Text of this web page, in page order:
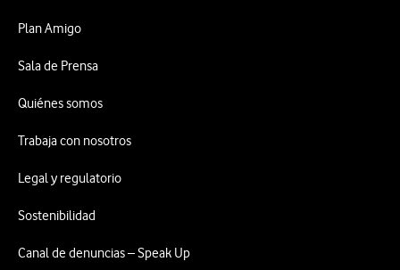
Plan Amigo
Sala de Prensa
Quiénes somos
Trabaja con nosotros
Legal y regulatorio
Sostenibilidad
Canal de denuncias – Speak Up